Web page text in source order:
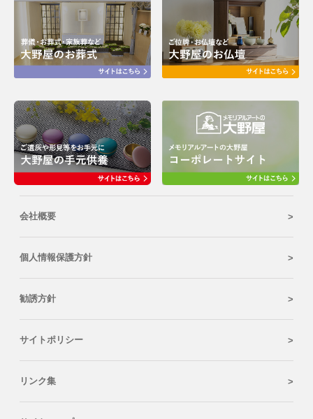
会社概要
個人情報保護方針
勧誘方針
サイトポリシー
リンク集